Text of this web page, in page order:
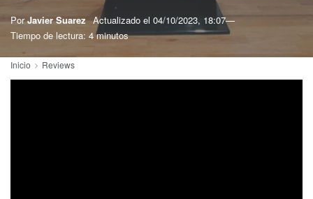
Por Javier Suarez Actualizado el 04/10/2023, 18:07
Tiempo de lectura: 4 minutos
Inicio Reviews